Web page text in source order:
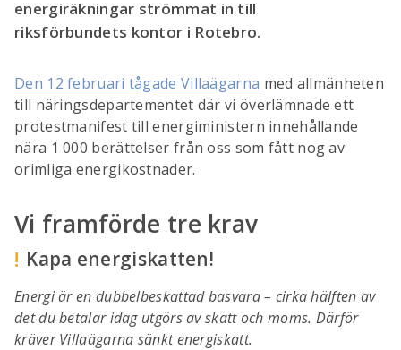
energiräkningar strömmat in till
riksförbundets kontor i Rotebro.
Den 12 februari tågade Villaägarna med allmänheten
till näringsdepartementet där vi överlämnade ett
protestmanifest till energiministern innehållande
nära 1 000 berättelser från oss som fått nog av
orimliga energikostnader.
Vi framförde tre krav
! Kapa energiskatten!
Energi är en dubbelbeskattad basvara – cirka hälften av
det du betalar idag utgörs av skatt och moms. Därför
kräver Villaägarna sänkt energiskatt.